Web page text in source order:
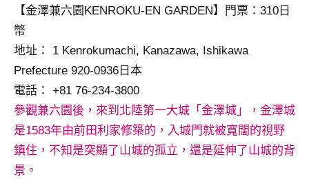
旅
遊
誌
專
欄、
觀
光
合
作
【金澤兼六園KENROKU-EN GARDEN】門票：310日
幣
地址： 1 Kenrokumachi, Kanazawa, Ishikawa
Prefecture 920-0936日本
電話： +81 76-234-3800
參觀兼六園後，來到北陸第一大城 「金澤城」， 金澤城
是1583年由前田利家修築的，入城門就被寬闊的視野
鎮住，不知是突顯了山城的孤立，還是延伸了山城的背
景。